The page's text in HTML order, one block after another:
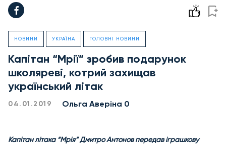
НОВИНИ УКРАЇНА ГОЛОВНІ НОВИНИ
Капітан “Мрії” зробив подарунок
школяреві, котрий захищав
український літак
04.01.2019 Ольга Аверіна 0
Капітан літака “Мрія” Дмитро Антонов передав іграшкову